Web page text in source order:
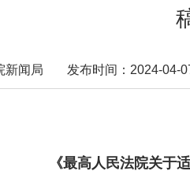
新闻局 发布时间：2024-04-
《最高人民法院关于